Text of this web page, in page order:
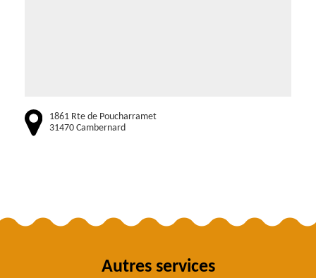
1861 Rte de Poucharramet
31470 Cambernard
Autres services